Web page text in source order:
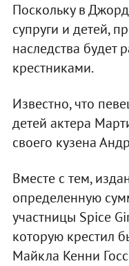
Поскольку в
супруги и детей,
наследства будет
крестниками.
Известно, что
детей актера
своего кузена
Вместе с тем,
определенную
участницы Spice
которую крестил
Майкла Кенни